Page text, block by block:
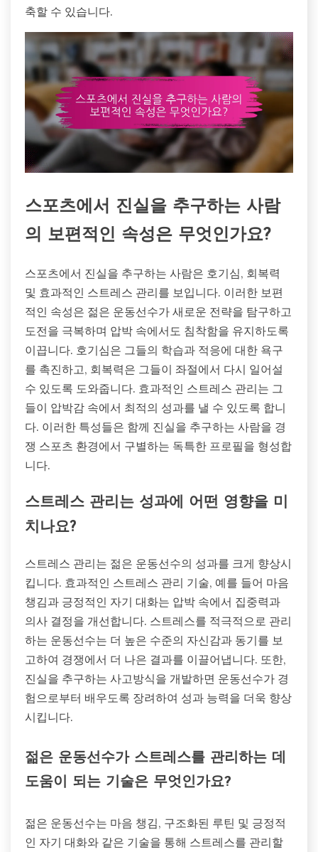
축할 수 있습니다.
스포츠에서 진실을 추구하는 사람
의 보편적인 속성은 무엇인가요?
스포츠에서 진실을 추구하는 사람은 호기심, 회복력
및 효과적인 스트레스 관리를 보입니다. 이러한 보편
적인 속성은 젊은 운동선수가 새로운 전략을 탐구하고
도전을 극복하며 압박 속에서도 침착함을 유지하도록
이끕니다. 호기심은 그들의 학습과 적응에 대한 욕구
를 촉진하고, 회복력은 그들이 좌절에서 다시 일어설
수 있도록 도와줍니다. 효과적인 스트레스 관리는 그
들이 압박감 속에서 최적의 성과를 낼 수 있도록 합니
다. 이러한 특성들은 함께 진실을 추구하는 사람을 경
쟁 스포츠 환경에서 구별하는 독특한 프로필을 형성합
니다.
스트레스 관리는 성과에 어떤 영향을 미
치나요?
스트레스 관리는 젊은 운동선수의 성과를 크게 향상시
킵니다. 효과적인 스트레스 관리 기술, 예를 들어 마음
챙김과 긍정적인 자기 대화는 압박 속에서 집중력과
의사 결정을 개선합니다. 스트레스를 적극적으로 관리
하는 운동선수는 더 높은 수준의 자신감과 동기를 보
고하여 경쟁에서 더 나은 결과를 이끌어냅니다. 또한,
진실을 추구하는 사고방식을 개발하면 운동선수가 경
험으로부터 배우도록 장려하여 성과 능력을 더욱 향상
시킵니다.
젊은 운동선수가 스트레스를 관리하는 데
도움이 되는 기술은 무엇인가요?
젊은 운동선수는 마음 챙김, 구조화된 루틴 및 긍정적
인 자기 대화와 같은 기술을 통해 스트레스를 관리할